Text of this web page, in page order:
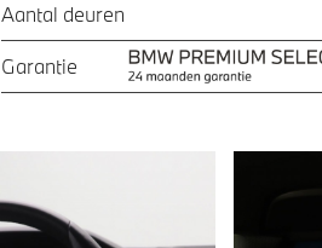
Aantal deuren
Garantie